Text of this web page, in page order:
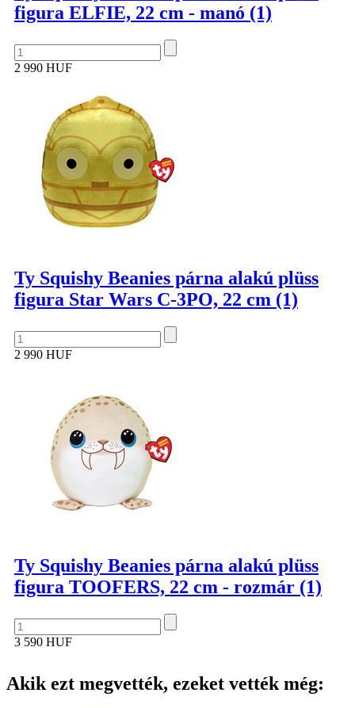
figura ELFIE, 22 cm - manó (1)
2 990 HUF
Ty Squishy Beanies párna alakú plüss
figura Star Wars C-3PO, 22 cm (1)
2 990 HUF
Ty Squishy Beanies párna alakú plüss
figura TOOFERS, 22 cm - rozmár (1)
3 590 HUF
Akik ezt megvették, ezeket vették még: